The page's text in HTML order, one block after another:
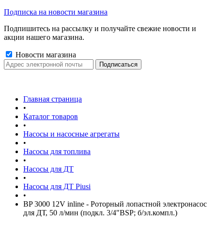
Подписка на новости магазина
Подпишитесь на рассылку и получайте свежие новости и
акции нашего магазина.
Новости магазина
Главная страница
•
Каталог товаров
•
Насосы и насосные агрегаты
•
Насосы для топлива
•
Насосы для ДТ
•
Насосы для ДТ Piusi
•
BP 3000 12V inline - Роторный лопастной электронасос
для ДТ, 50 л/мин (подкл. 3/4"BSP; б/эл.компл.)